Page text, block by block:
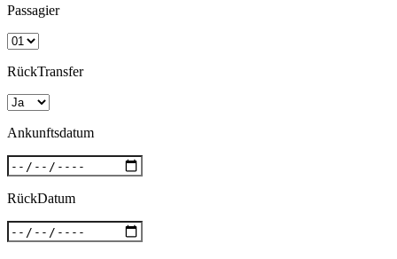
Passagier
RückTransfer
Ankunftsdatum
RückDatum